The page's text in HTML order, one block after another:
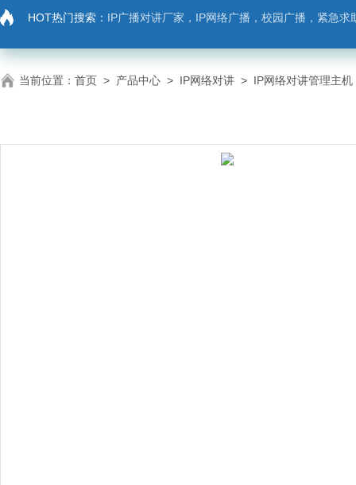
HOT热门搜索： IP广播对讲厂家，IP网络广播，校园广播，紧急求助，IP广播对讲系
当前位置： 首页 > 产品中心 > IP网络对讲 > IP网络对讲管理主机